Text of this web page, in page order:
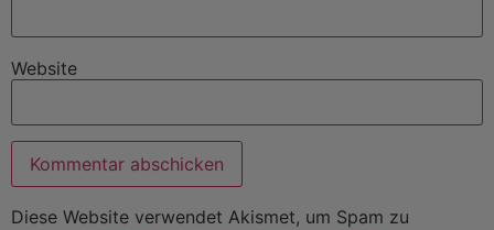
Website
Diese Website verwendet Akismet, um Spam zu